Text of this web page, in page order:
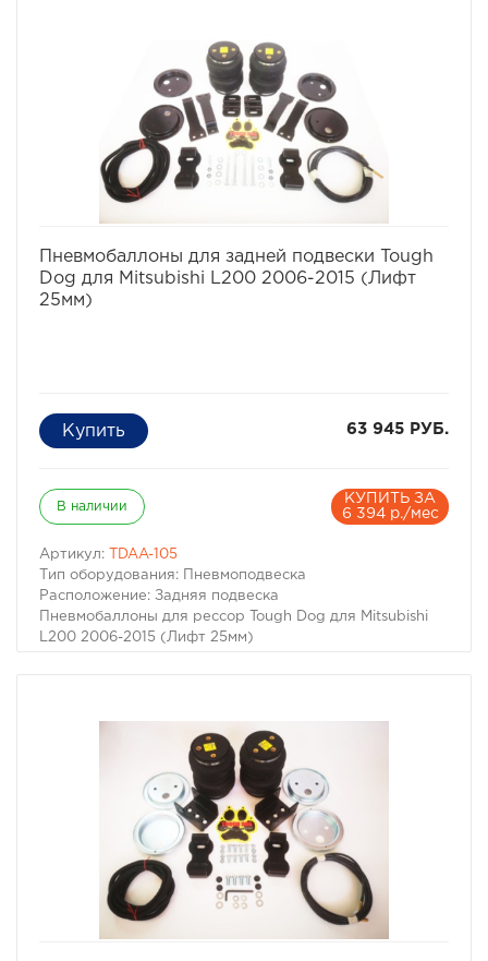
Пневмобаллоны для задней подвески Tough
Dog для Mitsubishi L200 2006-2015 (Лифт
25мм)
63 945 РУБ.
В наличии
КУПИТЬ ЗА
6 394 р./мес
Артикул:
TDAA-105
Тип оборудования: Пневмоподвеска
Расположение: Задняя подвеска
Пневмобаллоны для рессор Tough Dog для Mitsubishi
L200 2006-2015 (Лифт 25мм)